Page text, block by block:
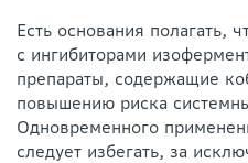
Есть основания полагать,
с ингибиторами
препараты, содержащие
повышению риска
Одновременного
следует избегать, за